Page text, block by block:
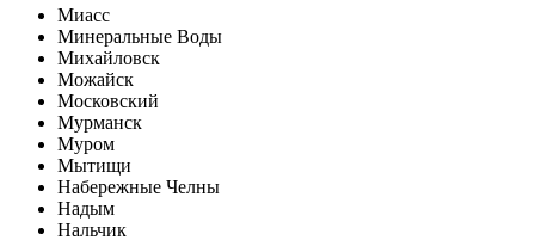
Миасс
Минеральные Воды
Михайловск
Можайск
Московский
Мурманск
Муром
Мытищи
Набережные Челны
Надым
Нальчик